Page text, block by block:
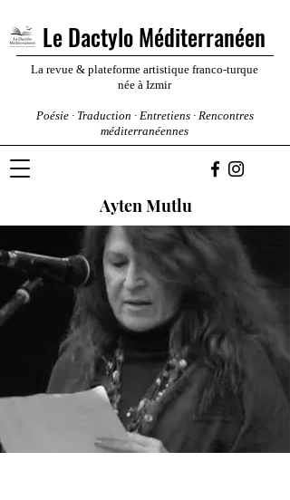
Le Dactylo Méditerranéen
La revue & plateforme artistique franco-turque
née à Izmir
Poésie · Traduction · Entretiens · Rencontres
méditerranéennes
Ayten Mutlu